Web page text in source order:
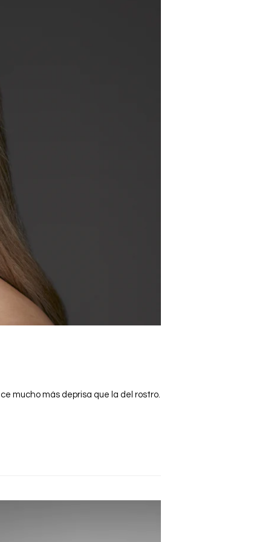
mucho más deprisa que la del rostro.